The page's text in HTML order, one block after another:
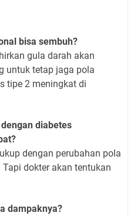
bisa sembuh?
gula darah akan
untuk tetap jaga pola
tipe 2 meningkat di
diabetes
dengan perubahan pola
dokter akan tentukan
dampaknya?